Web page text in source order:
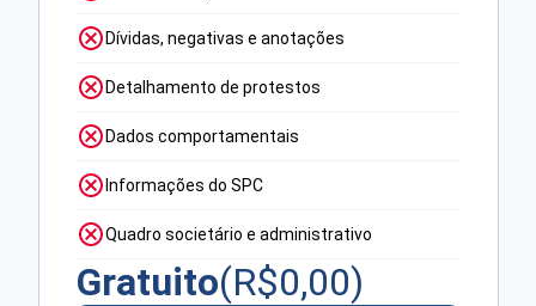
Dívidas, negativas e anotações
Detalhamento de protestos
Dados comportamentais
Informações do SPC
Quadro societário e administrativo
Gratuito(R$0,00)